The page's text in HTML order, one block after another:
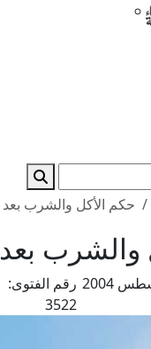
حكم الأكل والشرب
والشرب
03 أغسطس 2004 رقم الفتوى:
3522